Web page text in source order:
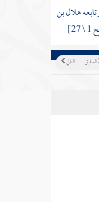
هلال بن
التالي السابق